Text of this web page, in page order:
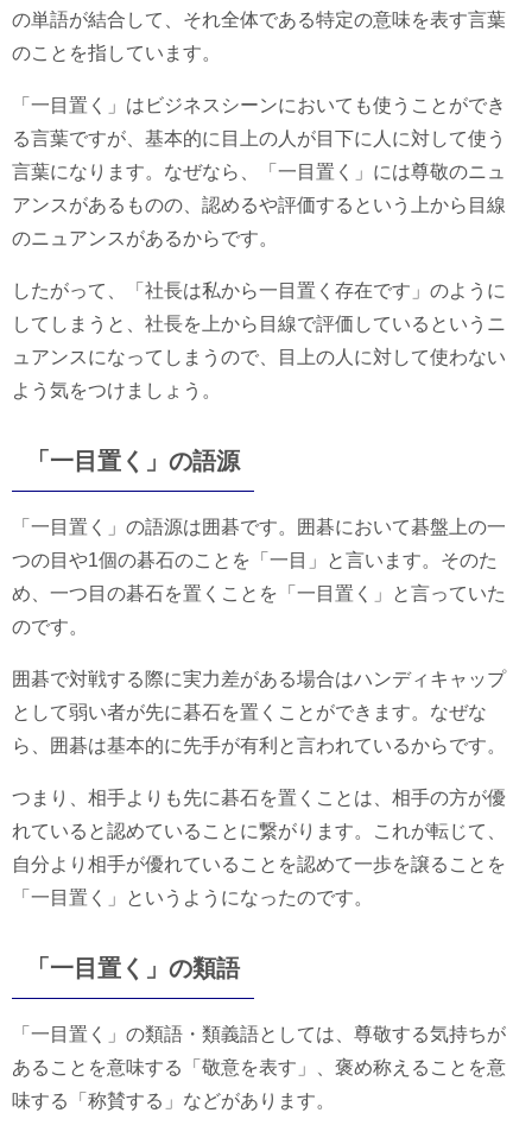
の単語が結合して、それ全体である特定の意味を表す言葉
のことを指しています。
「一目置く」はビジネスシーンにおいても使うことができ
る言葉ですが、基本的に目上の人が目下に人に対して使う
言葉になります。なぜなら、「一目置く」には尊敬のニュ
アンスがあるものの、認めるや評価するという上から目線
のニュアンスがあるからです。
したがって、「社長は私から一目置く存在です」のように
してしまうと、社長を上から目線で評価しているというニ
ュアンスになってしまうので、目上の人に対して使わない
よう気をつけましょう。
「一目置く」の語源
「一目置く」の語源は囲碁です。囲碁において碁盤上の一
つの目や1個の碁石のことを「一目」と言います。そのた
め、一つ目の碁石を置くことを「一目置く」と言っていた
のです。
囲碁で対戦する際に実力差がある場合はハンディキャップ
として弱い者が先に碁石を置くことができます。なぜな
ら、囲碁は基本的に先手が有利と言われているからです。
つまり、相手よりも先に碁石を置くことは、相手の方が優
れていると認めていることに繋がります。これが転じて、
自分より相手が優れていることを認めて一歩を譲ることを
「一目置く」というようになったのです。
「一目置く」の類語
「一目置く」の類語・類義語としては、尊敬する気持ちが
あることを意味する「敬意を表す」、褒め称えることを意
味する「称賛する」などがあります。